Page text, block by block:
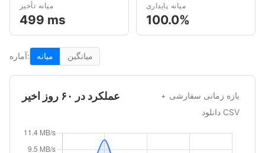
میانه تأخیر
499 ms
میانه پایداری
100.0%
آماره: میانه میانگین
عملکرد در ۶۰ روز اخیر
بازه زمانی سفارشی
دانلود CSV